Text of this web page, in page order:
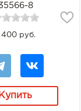
8
400 руб.
Купить